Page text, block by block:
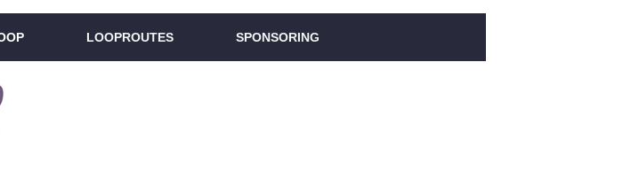
LOOPROUTES SPONSORING